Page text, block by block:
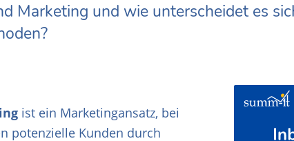
Marketing und wie unterscheidet es
ist ein Marketingansatz, bei
potenzielle Kunden durch